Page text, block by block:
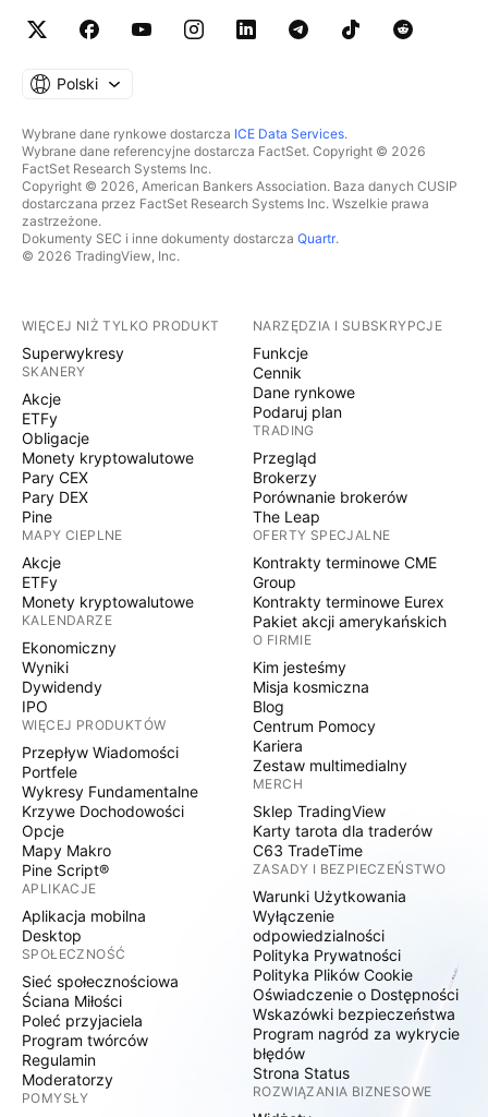
Polski
Wybrane dane rynkowe dostarcza ICE Data Services.
Wybrane dane referencyjne dostarcza FactSet. Copyright © 2026
FactSet Research Systems Inc.
Copyright © 2026, American Bankers Association. Baza danych CUSIP
dostarczana przez FactSet Research Systems Inc. Wszelkie prawa
zastrzeżone.
Dokumenty SEC i inne dokumenty dostarcza Quartr.
© 2026 TradingView, Inc.
WIĘCEJ NIŻ TYLKO PRODUKT
Superwykresy
SKANERY
Akcje
ETFy
Obligacje
Monety kryptowalutowe
Pary CEX
Pary DEX
Pine
MAPY CIEPLNE
Akcje
ETFy
Monety kryptowalutowe
KALENDARZE
Ekonomiczny
Wyniki
Dywidendy
IPO
WIĘCEJ PRODUKTÓW
Przepływ Wiadomości
Portfele
Wykresy Fundamentalne
Krzywe Dochodowości
Opcje
Mapy Makro
Pine Script®
APLIKACJE
Aplikacja mobilna
Desktop
SPOŁECZNOŚĆ
Sieć społecznościowa
Ściana Miłości
Poleć przyjaciela
Program twórców
Regulamin
Moderatorzy
POMYSŁY
NARZĘDZIA I SUBSKRYPCJE
Funkcje
Cennik
Dane rynkowe
Podaruj plan
TRADING
Przegląd
Brokerzy
Porównanie brokerów
The Leap
OFERTY SPECJALNE
Kontrakty terminowe CME
Group
Kontrakty terminowe Eurex
Pakiet akcji amerykańskich
O FIRMIE
Kim jesteśmy
Misja kosmiczna
Blog
Centrum Pomocy
Kariera
Zestaw multimedialny
MERCH
Sklep TradingView
Karty tarota dla traderów
C63 TradeTime
ZASADY I BEZPIECZEŃSTWO
Warunki Użytkowania
Wyłączenie
odpowiedzialności
Polityka Prywatności
Polityka Plików Cookie
Oświadczenie o Dostępności
Wskazówki bezpieczeństwa
Program nagród za wykrycie
błędów
Strona Status
ROZWIĄZANIA BIZNESOWE